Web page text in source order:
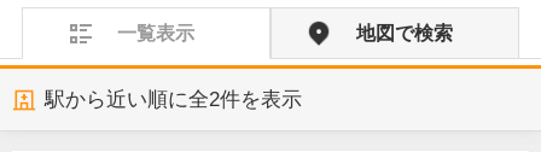
一覧表示 地図で検索
駅から近い順に全2件を表示